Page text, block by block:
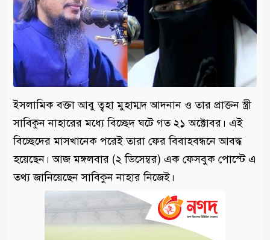
ইসলামিক বক্তা আবু ত্বহা মুহাম্মদ আদনান ও তার প্রাক্তন স্ত্রী
সাবিকুন নাহারের মধ্যে বিচ্ছেদ ঘটে গত ২১ অক্টোবর। এই
বিচ্ছেদের মাসখানেক পরেই তারা ফের বিবাহবন্ধনে আবদ্ধ
হয়েছেন। আজ মঙ্গলবার (২ ডিসেম্বর) এক ফেসবুক পোস্টে এ
তথ্য জানিয়েছেন সাবিকুন নাহার নিজেই।